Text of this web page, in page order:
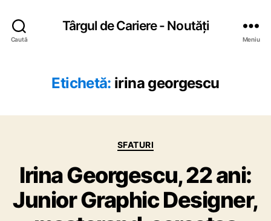
Caută
Târgul de Cariere - Noutăți
Meniu
Etichetă: irina georgescu
C
t
e
g
o
SFATURI
Irina Georgescu, 22 ani:
Junior Graphic Designer,